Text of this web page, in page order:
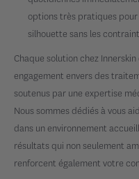
options très pratiques
silhouette sans les
Chaque solution chez
engagement envers des
soutenus par une expertise
Nous sommes dédiés à vous
dans un environnement
résultats qui non seulement
renforcent également votre